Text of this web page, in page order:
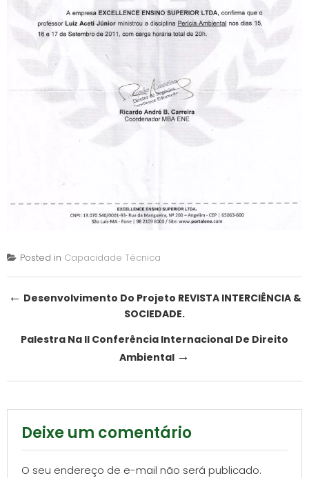
Posted in Capacidade Técnica
Post
← Desenvolvimento Do Projeto REVISTA INTERCIÊNCIA &
SOCIEDADE.
Palestra Na II Conferência Internacional De Direito
Ambiental →
Deixe um comentário
O seu endereço de e-mail não será publicado.